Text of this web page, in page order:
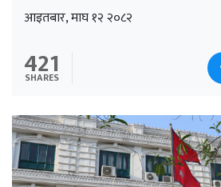
आइतबार, माघ १२ २०८२
421
SHARES